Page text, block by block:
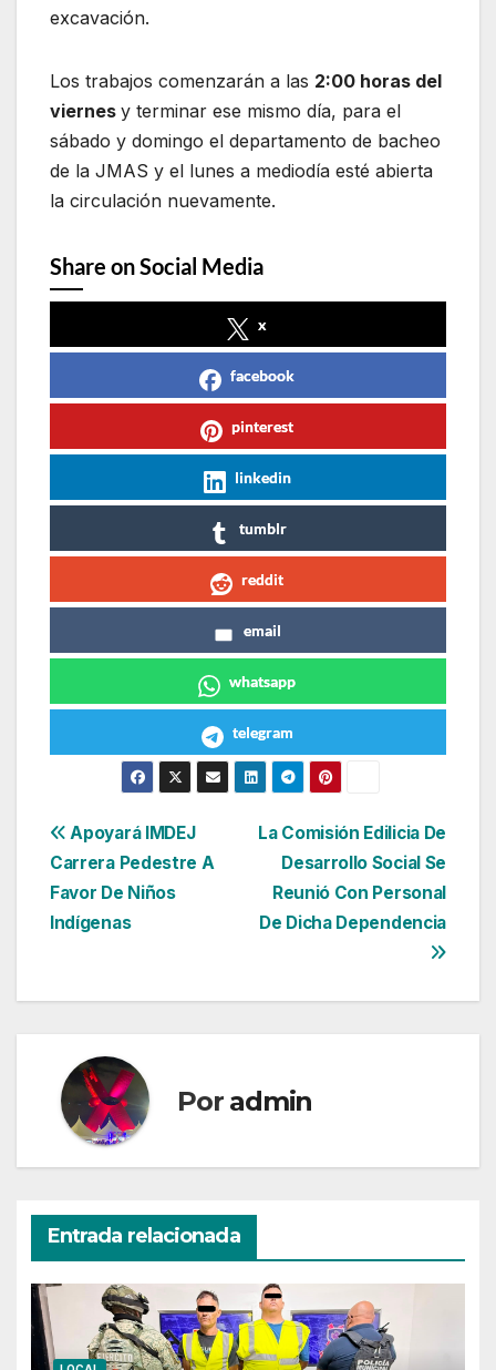
excavación.
Los trabajos comenzarán a las 2:00 horas del
viernes y terminar ese mismo día, para el
sábado y domingo el departamento de bacheo
de la JMAS y el lunes a mediodía esté abierta
la circulación nuevamente.
Share on Social Media
x
facebook
pinterest
linkedin
tumblr
reddit
email
whatsapp
telegram
Navegación
de
entradas
La Comisión Edilicia De
Desarrollo Social Se
Reunió Con Personal
De Dicha Dependencia
Apoyará IMDEJ
Carrera Pedestre A
Favor De Niños
Indígenas
Por admin
Entrada relacionada